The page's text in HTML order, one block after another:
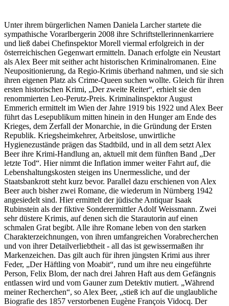
Unter ihrem bürgerlichen Namen Daniela Larcher startete die
sympathische Vorarlbergerin 2008 ihre Schriftstellerinnenkarriere
und ließ dabei Chefinspektor Morell viermal erfolgreich in der
österreichischen Gegenwart ermitteln. Danach erfolgte ein Neustart
als Alex Beer mit seither acht historischen Kriminalromanen. Eine
Neupositionierung, da Regio-Krimis überhand nahmen, und sie sich
ihren eigenen Platz als Crime-Queen suchen wollte. Gleich für ihren
ersten historischen Krimi, „Der zweite Reiter“, erhielt sie den
renommierten Leo-Perutz-Preis. Kriminalinspektor August
Emmerich ermittelt im Wien der Jahre 1919 bis 1922 und Alex Beer
führt das Lesepublikum mitten hinein in den Hunger am Ende des
Krieges, dem Zerfall der Monarchie, in die Gründung der Ersten
Republik. Kriegsheimkehrer, Arbeitslose, unwirtliche
Hygienezustände prägen das Stadtbild, und in all dem setzt Alex
Beer ihre Krimi-Handlung an, aktuell mit dem fünften Band „Der
letzte Tod“. Hier nimmt die Inflation immer weiter Fahrt auf, die
Lebenshaltungskosten steigen ins Unermessliche, und der
Staatsbankrott steht kurz bevor. Parallel dazu erschienen von Alex
Beer auch bisher zwei Romane, die wiederum in Nürnberg 1942
angesiedelt sind. Hier ermittelt der jüdische Antiquar Isaak
Rubinstein als der fiktive Sonderermittler Adolf Weissmann. Zwei
sehr düstere Krimis, auf denen sich die Starautorin auf einen
schmalen Grat begibt. Alle ihre Romane leben von den starken
Charakterzeichnungen, von ihren umfangreichen Vorabrecherchen
und von ihrer Detailverliebtheit - all das ist gewissermaßen ihr
Markenzeichen. Das gilt auch für ihren jüngsten Krimi aus ihrer
Feder, „Der Häftling von Moabit“, rund um ihre neu eingeführte
Person, Felix Blom, der nach drei Jahren Haft aus dem Gefängnis
entlassen wird und vom Gauner zum Detektiv mutiert. „Während
meiner Recherchen“, so Alex Beer, „stieß ich auf die unglaubliche
Biografie des 1857 verstorbenen Eugène François Vidocq. Der